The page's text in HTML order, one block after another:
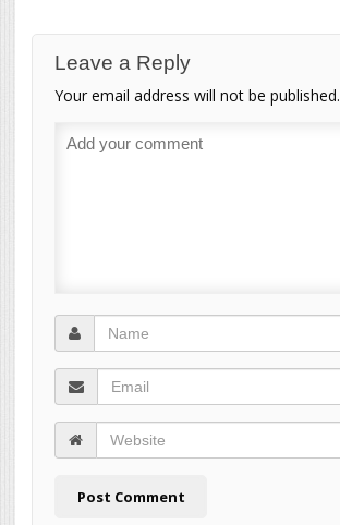
Leave a Reply
Your email address will not be published.